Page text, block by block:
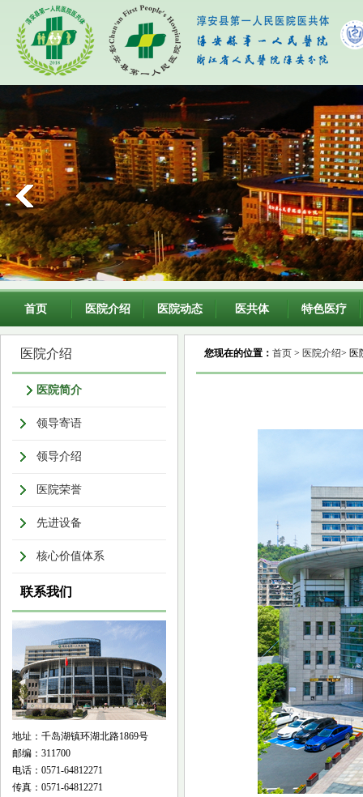
首页 医院介绍 医院动态 医共体 特色医疗
医院介绍
医院简介
领导寄语
领导介绍
医院荣誉
先进设备
核心价值体系
联系我们
地址：千岛湖镇环湖北路1869号
邮编：311700
电话：0571-64812271
传真：0571-64812271
您现在的位置： 首页 > 医院介绍> 医